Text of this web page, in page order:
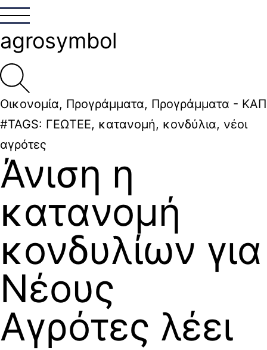
agrosymbol
Οικονομία, Προγράμματα, Προγράμματα - ΚΑΠ
#TAGS: ΓΕΩΤΕΕ, κατανομή, κονδύλια, νέοι
αγρότες
Άνιση η
κατανομή
κονδυλίων για
Νέους
Αγρότες λέει